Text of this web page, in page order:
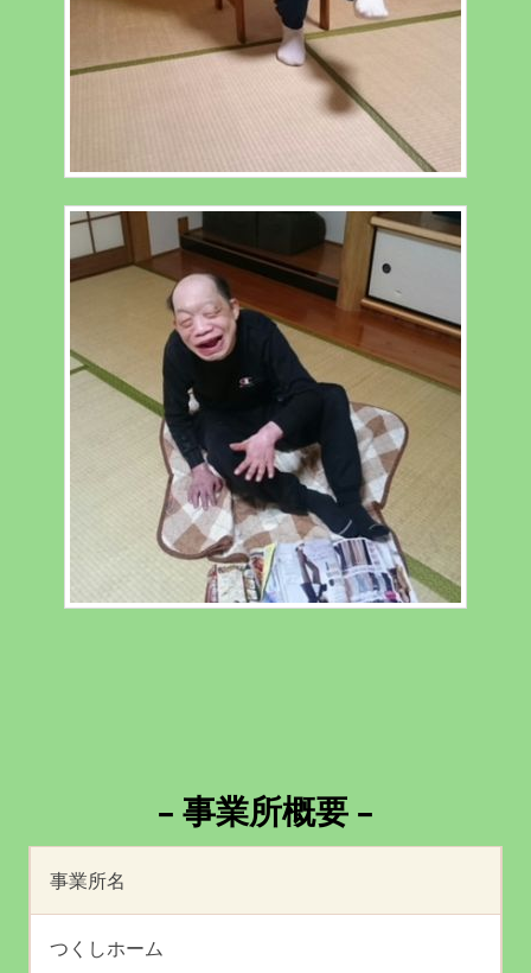
– 事業所概要 –
事業所名
つくしホーム